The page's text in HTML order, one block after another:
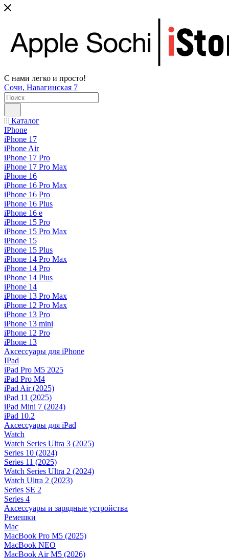
С нами легко и просто!
Сочи, Навагинская 7
Каталог
IPhone
iPhone 17
iPhone Air
iPhone 17 Pro
iPhone 17 Pro Max
iPhone 16
iPhone 16 Pro Max
iPhone 16 Pro
iPhone 16 Plus
iPhone 16 e
iPhone 15 Pro
iPhone 15 Pro Max
iPhone 15
iPhone 15 Plus
iPhone 14 Pro Max
iPhone 14 Pro
iPhone 14 Plus
iPhone 14
iPhone 13 Pro Max
iPhone 12 Pro Max
iPhone 13 Pro
iPhone 13 mini
iPhone 12 Pro
iPhone 13
Аксессуары для iPhone
IPad
iPad Pro M5 2025
iPad Pro M4
iPad Air (2025)
iPad 11 (2025)
iPad Mini 7 (2024)
iPad 10.2
Аксессуары для iPad
Watch
Watch Series Ultra 3 (2025)
Series 10 (2024)
Series 11 (2025)
Watch Series Ultra 2 (2024)
Watch Ultra 2 (2023)
Series SE 2
Series 4
Аксессуары и зарядные устройства
Ремешки
Mac
MacBook Pro M5 (2025)
MacBook NEO
MacBook Air M5 (2026)